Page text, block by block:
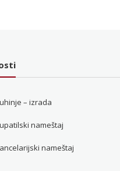
– izrada
nameštaj
nameštaj